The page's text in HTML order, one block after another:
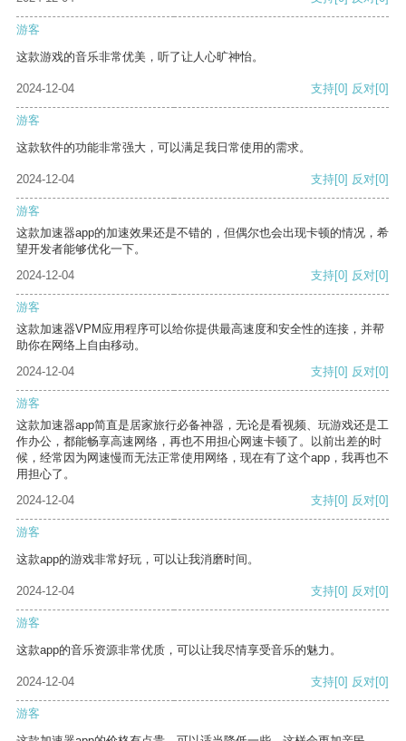
游客
这款游戏的音乐非常优美，听了让人心旷神怡。
2024-12-04 支持[0] 反对[0]
游客
这款软件的功能非常强大，可以满足我日常使用的需求。
2024-12-04 支持[0] 反对[0]
游客
这款加速器app的加速效果还是不错的，但偶尔也会出现卡顿的情况，希
望开发者能够优化一下。
2024-12-04
支持[0] 反对[0]
游客
这款加速器VPM应用程序可以给你提供最高速度和安全性的连接，并帮
助你在网络上自由移动。
2024-12-04
支持[0] 反对[0]
游客
这款加速器app简直是居家旅行必备神器，无论是看视频、玩游戏还是工
作办公，都能畅享高速网络，再也不用担心网速卡顿了。以前出差的时
候，经常因为网速慢而无法正常使用网络，现在有了这个app，我再也不
用担心了。
2024-12-04
支持[0] 反对[0]
游客
这款app的游戏非常好玩，可以让我消磨时间。
2024-12-04 支持[0] 反对[0]
游客
这款app的音乐资源非常优质，可以让我尽情享受音乐的魅力。
2024-12-04 支持[0] 反对[0]
游客